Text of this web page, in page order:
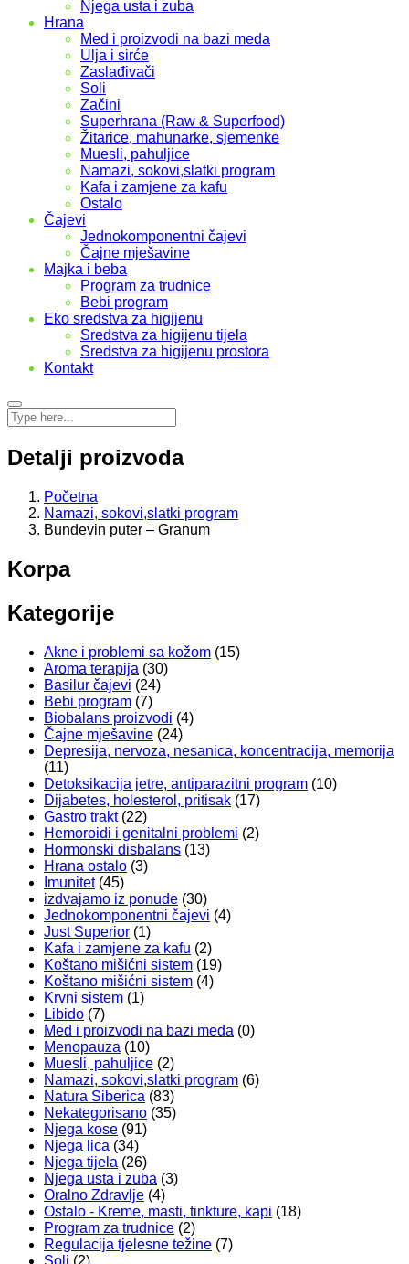
Njega usta i zuba
Hrana
Med i proizvodi na bazi meda
Ulja i sirće
Zaslađivači
Soli
Začini
Superhrana (Raw & Superfood)
Žitarice, mahunarke, sjemenke
Muesli, pahuljice
Namazi, sokovi,slatki program
Kafa i zamjene za kafu
Ostalo
Čajevi
Jednokomponentni čajevi
Čajne mješavine
Majka i beba
Program za trudnice
Bebi program
Eko sredstva za higijenu
Sredstva za higijenu tijela
Sredstva za higijenu prostora
Kontakt
Detalji proizvoda
Početna
Namazi, sokovi,slatki program
Bundevin puter – Granum
Korpa
Kategorije
Akne i problemi sa kožom (15)
Aroma terapija (30)
Basilur čajevi (24)
Bebi program (7)
Biobalans proizvodi (4)
Čajne mješavine (24)
Depresija, nervoza, nesanica, koncentracija, memorija
(11)
Detoksikacija jetre, antiparazitni program (10)
Dijabetes, holesterol, pritisak (17)
Gastro trakt (22)
Hemoroidi i genitalni problemi (2)
Hormonski disbalans (13)
Hrana ostalo (3)
Imunitet (45)
izdvajamo iz ponude (30)
Jednokomponentni čajevi (4)
Just Superior (1)
Kafa i zamjene za kafu (2)
Koštano mišićni sistem (19)
Koštano mišićni sistem (4)
Krvni sistem (1)
Libido (7)
Med i proizvodi na bazi meda (0)
Menopauza (10)
Muesli, pahuljice (2)
Namazi, sokovi,slatki program (6)
Natura Siberica (83)
Nekategorisano (35)
Njega kose (91)
Njega lica (34)
Njega tijela (26)
Njega usta i zuba (3)
Oralno Zdravlje (4)
Ostalo - Kreme, masti, tinkture, kapi (18)
Program za trudnice (2)
Regulacija tjelesne težine (7)
Soli (2)